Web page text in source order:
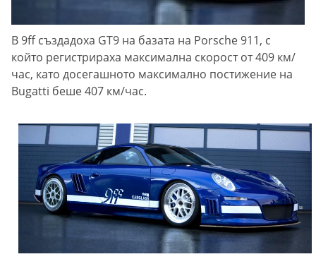
В 9ff създадоха GT9 на базата на Porsche 911, с
който регистрираха максимална скорост от 409 км/
час, като досегашното максимално постижение на
Bugatti беше 407 км/час.